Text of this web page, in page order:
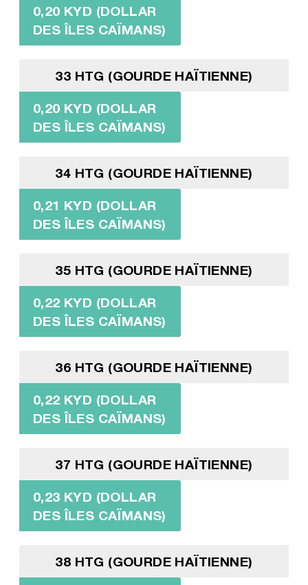
0,20 KYD (DOLLAR
DES ÎLES CAÏMANS)
33 HTG (GOURDE HAÏTIENNE)
0,20 KYD (DOLLAR
DES ÎLES CAÏMANS)
34 HTG (GOURDE HAÏTIENNE)
0,21 KYD (DOLLAR
DES ÎLES CAÏMANS)
35 HTG (GOURDE HAÏTIENNE)
0,22 KYD (DOLLAR
DES ÎLES CAÏMANS)
36 HTG (GOURDE HAÏTIENNE)
0,22 KYD (DOLLAR
DES ÎLES CAÏMANS)
37 HTG (GOURDE HAÏTIENNE)
0,23 KYD (DOLLAR
DES ÎLES CAÏMANS)
38 HTG (GOURDE HAÏTIENNE)